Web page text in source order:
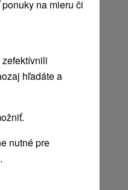
Júl
na mieru či
hľadáte a
nutné pre